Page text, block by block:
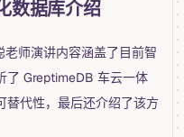
数据库介绍
师演讲内容涵盖了目前智
了 GreptimeDB 车云一体
替代性，最后还介绍了该方